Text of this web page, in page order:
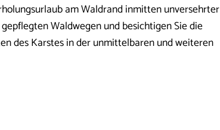
am Waldrand inmitten unversehrter
Waldwegen und besichtigen Sie die
des Karstes in der unmittelbaren und weiteren